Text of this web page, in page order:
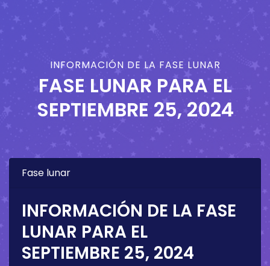
INFORMACIÓN DE LA FASE LUNAR
FASE LUNAR PARA EL
SEPTIEMBRE 25, 2024
Fase lunar
INFORMACIÓN DE LA FASE
LUNAR PARA EL
SEPTIEMBRE 25, 2024